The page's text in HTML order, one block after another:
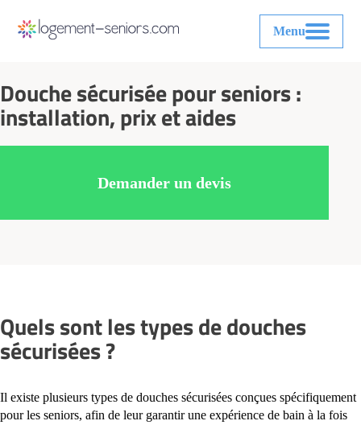
Menu
Douche sécurisée pour seniors :
installation, prix et aides
Demander un devis
Quels sont les types de douches
sécurisées ?
Il existe plusieurs types de douches sécurisées conçues spécifiquement
pour les seniors, afin de leur garantir une expérience de bain à la fois